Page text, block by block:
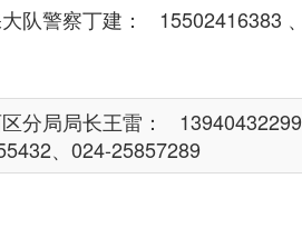
队警察丁建： 15502416383
分局局长王雷：
、024-25857289